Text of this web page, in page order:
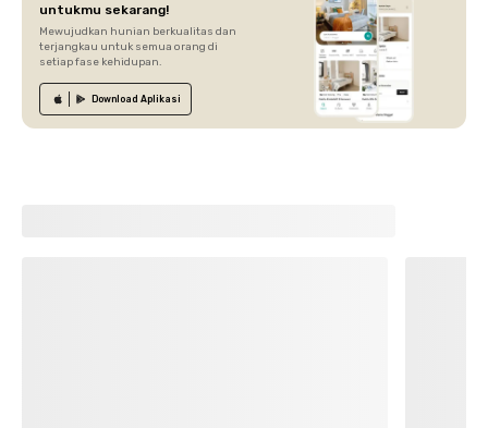
untukmu sekarang!
Mewujudkan hunian berkualitas dan
terjangkau untuk semua orang di
setiap fase kehidupan.
Download Aplikasi